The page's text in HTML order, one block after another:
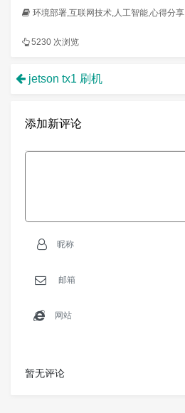
环境部署,互联网技术,人工智能,心得分享
5230 次浏览
jetson tx1 刷机
添加新评论
暂无评论